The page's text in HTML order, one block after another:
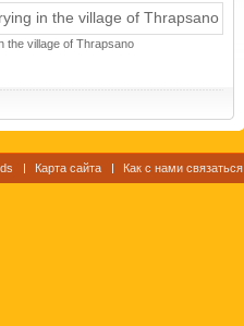
the village of Thrapsano
Карта сайта Как с нами связаться